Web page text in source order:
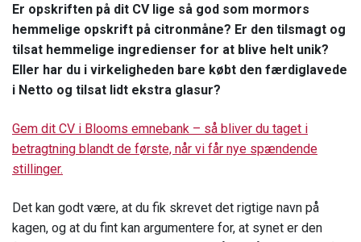
Er opskriften på dit CV lige så god som mormors
hemmelige opskrift på citronmåne? Er den tilsmagt og
tilsat hemmelige ingredienser for at blive helt unik?
Eller har du i virkeligheden bare købt den færdiglavede
i Netto og tilsat lidt ekstra glasur?
Gem dit CV i Blooms emnebank – så bliver du taget i
betragtning blandt de første, når vi får nye spændende
stillinger.
Det kan godt være, at du fik skrevet det rigtige navn på
kagen, og at du fint kan argumentere for, at synet er den